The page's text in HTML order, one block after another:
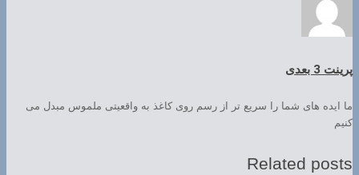
پرینت 3 بعدی
ما ایده های شما را سریع تر از رسم روی کاغذ به واقعیتی ملموس مبدل می
کنیم
Related posts